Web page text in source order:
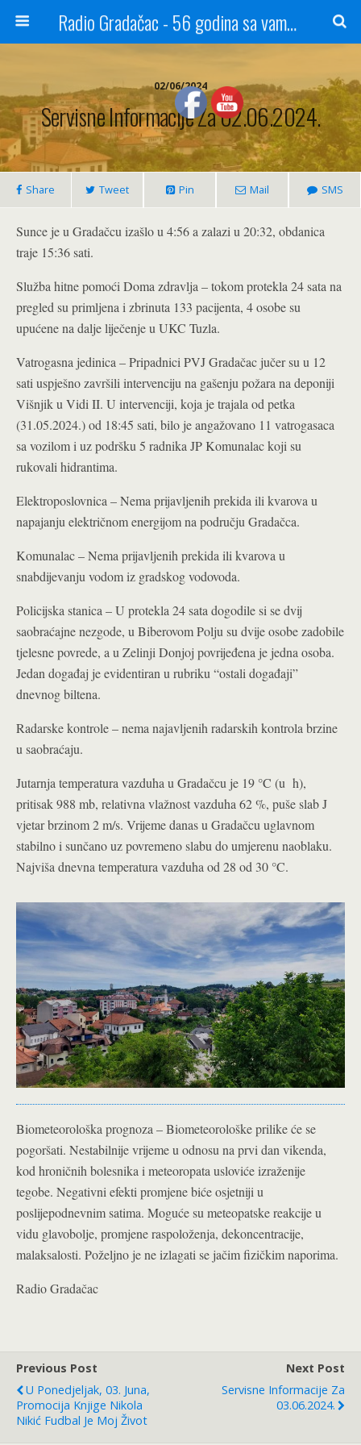
Radio Gradačac - 56 godina sa vama...
02/06/2024
Servisne Informacije Za 02.06.2024.
Share Tweet Pin Mail SMS
Sunce je u Gradačcu izašlo u 4:56 a zalazi u 20:32, obdanica
traje 15:36 sati.
Služba hitne pomoći Doma zdravlja – tokom protekla 24 sata na
pregled su primljena i zbrinuta 133 pacijenta, 4 osobe su
upućene na dalje liječenje u UKC Tuzla.
Vatrogasna jedinica – Pripadnici PVJ Gradačac jučer su u 12
sati uspješno završili intervenciju na gašenju požara na deponiji
Višnjik u Vidi II. U intervenciji, koja je trajala od petka
(31.05.2024.) od 18:45 sati, bilo je angažovano 11 vatrogasaca
sa vozilom i uz podršku 5 radnika JP Komunalac koji su
rukovali hidrantima.
Elektroposlovnica – Nema prijavljenih prekida ili kvarova u
napajanju električnom energijom na području Gradačca.
Komunalac – Nema prijavljenih prekida ili kvarova u
snabdijevanju vodom iz gradskog vodovoda.
Policijska stanica – U protekla 24 sata dogodile si se dvij
saobraćajne nezgode, u Biberovom Polju su dvije osobe zadobile
tjelesne povrede, a u Zelinji Donjoj povrijeđena je jedna osoba.
Jedan događaj je evidentiran u rubriku “ostali događaji”
dnevnog biltena.
Radarske kontrole – nema najavljenih radarskih kontrola brzine
u saobraćaju.
Jutarnja temperatura vazduha u Gradačcu je 19 °C (u h),
pritisak 988 mb, relativna vlažnost vazduha 62 %, puše slab J
vjetar brzinom 2 m/s. Vrijeme danas u Gradačcu uglavnom
stabilno i sunčano uz povremeno slabu do umjerenu naoblaku.
Najviša dnevna temperatura vazduha od 28 od 30 °C.
Biometeorološka prognoza – Biometeorološke prilike će se
pogoršati. Nestabilnije vrijeme u odnosu na prvi dan vikenda,
kod hroničnih bolesnika i meteoropata usloviće izraženije
tegobe. Negativni efekti promjene biće osjetniji u
poslijepodnevnim satima. Moguće su meteopatske reakcije u
vidu glavobolje, promjene raspoloženja, dekoncentracije,
malaksalosti. Poželjno je ne izlagati se jačim fizičkim naporima.
Radio Gradačac
Previous Post
U Ponedjeljak, 03. Juna,
Promocija Knjige Nikola
Nikić Fudbal Je Moj Život
Next Post
Servisne Informacije Za
03.06.2024.